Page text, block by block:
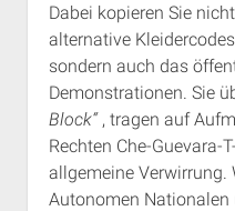
Dabei kopieren Sie
alternative
sondern auch das
Demonstrationen. Sie
Block“, tragen auf
Rechten Che-Guevara-
allgemeine Verwirrung.
Autonomen